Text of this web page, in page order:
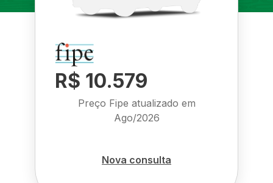
R$ 10.579
Preço Fipe atualizado em
Ago/2026
Nova consulta